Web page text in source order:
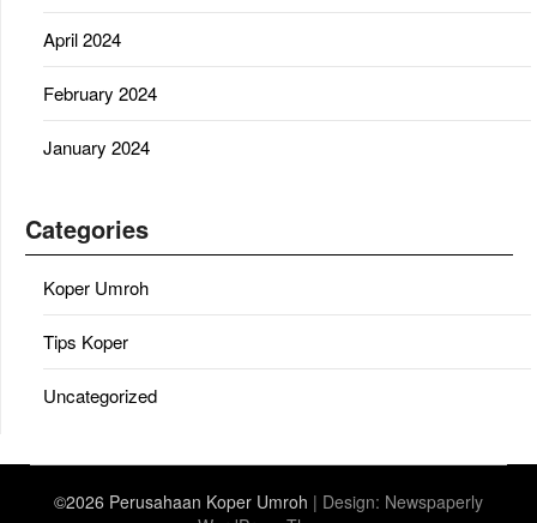
April 2024
February 2024
January 2024
Categories
Koper Umroh
Tips Koper
Uncategorized
©2026 Perusahaan Koper Umroh | Design: Newspaperly